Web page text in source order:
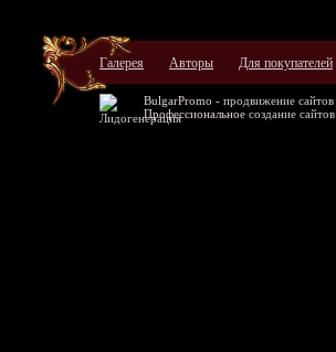
Галерея Авторы Для покупателей
BulgarPromo - продвижение сайтов
Профессиональное создание сайтов